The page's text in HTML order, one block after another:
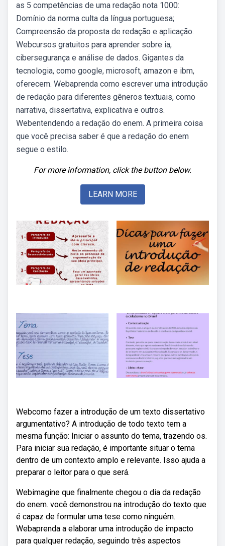
as 5 competências de uma redação nota 1000:
Domínio da norma culta da língua portuguesa;
Compreensão da proposta de redação e aplicação.
Webcursos gratuitos para aprender sobre ia,
cibersegurança e análise de dados. Gigantes da
tecnologia, como google, microsoft, amazon e ibm,
oferecem. Webaprenda como escrever uma introdução
de redação para diferentes gêneros textuais, como
narrativa, dissertativa, explicativa e outros.
Webentendendo a redação do enem. A primeira coisa
que você precisa saber é que a redação do enem
segue o estilo.
For more information, click the button below.
LEARN MORE
Webcomo fazer a introdução de um texto dissertativo
argumentativo? A introdução de todo texto tem a
mesma função: Iniciar o assunto do tema, trazendo os.
Para iniciar sua redação, é importante situar o tema
dentro de um contexto amplo e relevante. Isso ajuda a
preparar o leitor para o que será.
Webimagine que finalmente chegou o dia da redação
do enem. você demonstrou na introdução do texto que
é capaz de formular uma tese como ninguém.
Webaprenda a elaborar uma introdução de impacto
para qualquer redação, seguindo três aspectos